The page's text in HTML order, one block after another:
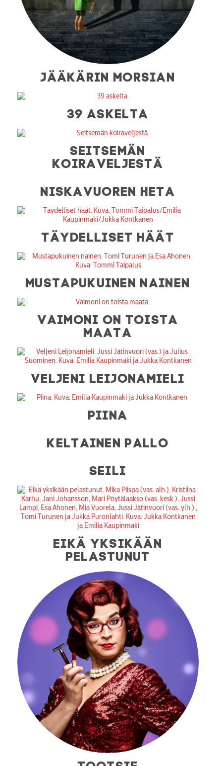
JÄÄKÄRIN MORSIAN
39 ASKELTA
SEITSEMÄN
KOIRAVELJESTÄ
NISKAVUOREN HETA
TÄYDELLISET HÄÄT
MUSTAPUKUINEN NAINEN
VAIMONI ON TOISTA
MAATA
VELJENI LEIJONAMIELI
PIINA
KELTAINEN PALLO
SEILI
EIKÄ YKSIKÄÄN
PELASTUNUT